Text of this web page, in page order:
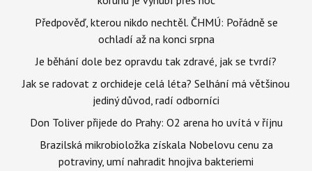
Předpověď, kterou nikdo nechtěl. ČHMÚ: Pořádně se
ochladí až na konci srpna
Je běhání dole bez opravdu tak zdravé, jak se tvrdí?
Jak se radovat z orchideje celá léta? Selhání má většinou
jediný důvod, radí odborníci
Don Toliver přijede do Prahy: O2 arena ho uvítá v říjnu
Brazilská mikrobioložka získala Nobelovu cenu za
potraviny, umí nahradit hnojiva bakteriemi